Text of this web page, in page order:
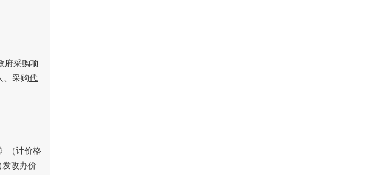
府采购项
、采购代
（计价格
发改办价